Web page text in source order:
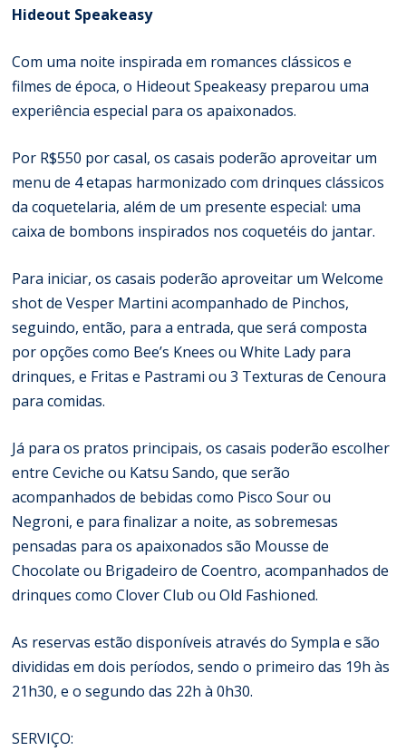
Hideout Speakeasy
Com uma noite inspirada em romances clássicos e
filmes de época, o Hideout Speakeasy preparou uma
experiência especial para os apaixonados.
Por R$550 por casal, os casais poderão aproveitar um
menu de 4 etapas harmonizado com drinques clássicos
da coquetelaria, além de um presente especial: uma
caixa de bombons inspirados nos coquetéis do jantar.
Para iniciar, os casais poderão aproveitar um Welcome
shot de Vesper Martini acompanhado de Pinchos,
seguindo, então, para a entrada, que será composta
por opções como Bee’s Knees ou White Lady para
drinques, e Fritas e Pastrami ou 3 Texturas de Cenoura
para comidas.
Já para os pratos principais, os casais poderão escolher
entre Ceviche ou Katsu Sando, que serão
acompanhados de bebidas como Pisco Sour ou
Negroni, e para finalizar a noite, as sobremesas
pensadas para os apaixonados são Mousse de
Chocolate ou Brigadeiro de Coentro, acompanhados de
drinques como Clover Club ou Old Fashioned.
As reservas estão disponíveis através do Sympla e são
divididas em dois períodos, sendo o primeiro das 19h às
21h30, e o segundo das 22h à 0h30.
SERVIÇO: